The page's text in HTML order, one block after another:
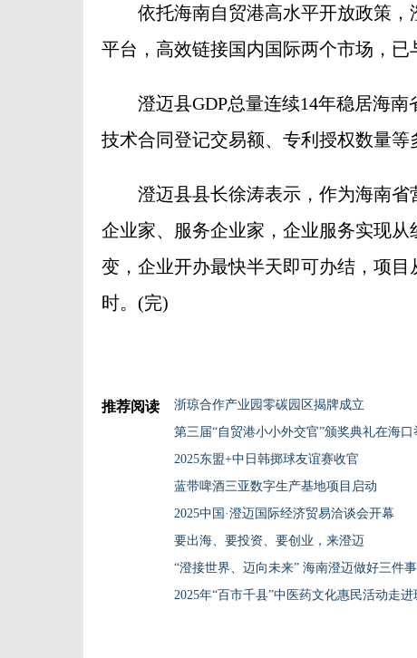
依托海南自贸港高水平开放政策，
平台，高效链接国内国际两个市场，已
澄迈县GDP总量连续14年稳居海南
技术合同登记交易额、专利授权数量等
澄迈县县长徐涛表示，作为海南省
企业家、服务企业家，企业服务实现从
变，企业开办最快半天即可办结，项
时。(完)
推荐阅读
浙琼合作产业园零碳园区揭牌成立
第三届“自贸港小小外交官”颁奖典礼在海口
2025东盟+中日韩掷球友谊赛收官
蓝带啤酒三亚数字生产基地项目启动
2025中国·澄迈国际经济贸易洽谈会开幕
要出海、要投资、要创业，来澄迈
“澄接世界、迈向未来” 海南澄迈做好三件事
2025年“百市千县”中医药文化惠民活动走进